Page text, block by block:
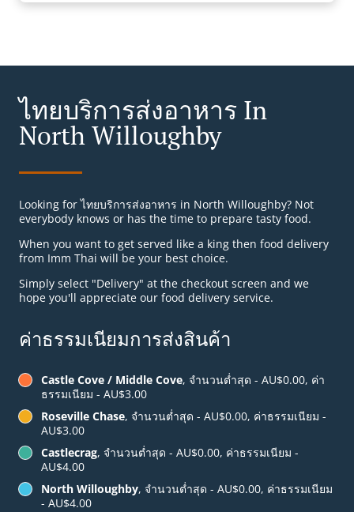
ไทยบริการส่งอาหาร In
North Willoughby
Looking for ไทยบริการส่งอาหาร in North Willoughby? Not
everybody knows or has the time to prepare tasty food.
When you want to get served like a king then food delivery
from Imm Thai will be your best choice.
Simply select "Delivery" at the checkout screen and we
hope you'll appreciate our food delivery service.
ค่าธรรมเนียมการส่งสินค้า
Castle Cove / Middle Cove, จำนวนต่ำสุด - AU$0.00, ค่า
ธรรมเนียม - AU$3.00
Roseville Chase, จำนวนต่ำสุด - AU$0.00, ค่าธรรมเนียม -
AU$3.00
Castlecrag, จำนวนต่ำสุด - AU$0.00, ค่าธรรมเนียม -
AU$4.00
North Willoughby, จำนวนต่ำสุด - AU$0.00, ค่าธรรมเนียม
- AU$4.00